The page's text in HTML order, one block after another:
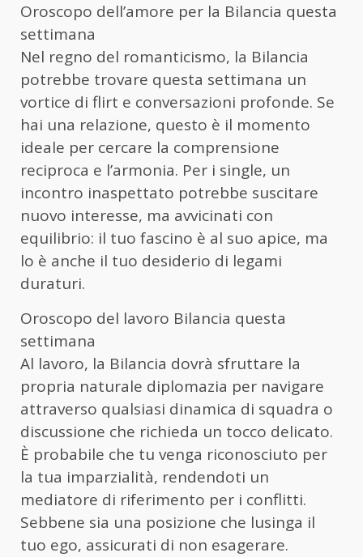
Oroscopo dell’amore per la Bilancia questa
settimana
Nel regno del romanticismo, la Bilancia
potrebbe trovare questa settimana un
vortice di flirt e conversazioni profonde. Se
hai una relazione, questo è il momento
ideale per cercare la comprensione
reciproca e l’armonia. Per i single, un
incontro inaspettato potrebbe suscitare
nuovo interesse, ma avvicinati con
equilibrio: il tuo fascino è al suo apice, ma
lo è anche il tuo desiderio di legami
duraturi.
Oroscopo del lavoro Bilancia questa
settimana
Al lavoro, la Bilancia dovrà sfruttare la
propria naturale diplomazia per navigare
attraverso qualsiasi dinamica di squadra o
discussione che richieda un tocco delicato.
È probabile che tu venga riconosciuto per
la tua imparzialità, rendendoti un
mediatore di riferimento per i conflitti.
Sebbene sia una posizione che lusinga il
tuo ego, assicurati di non esagerare.